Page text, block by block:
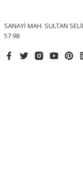
SANAYİ MAH. SULTAN
57 98